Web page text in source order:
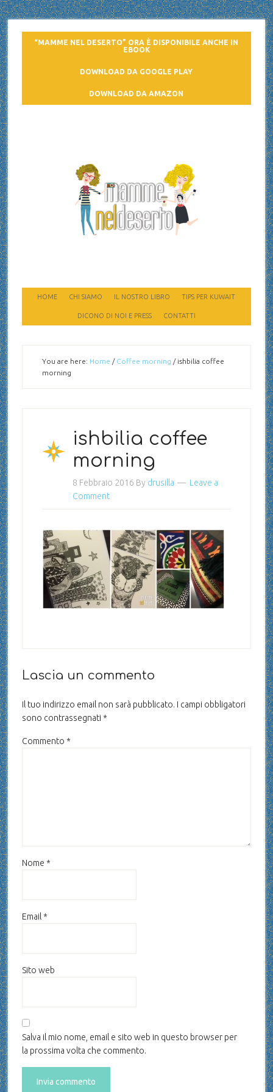
“MAMME NEL DESERTO” ORA È DISPONIBILE ANCHE IN
EBOOK
DOWNLOAD DA GOOGLE PLAY
DOWNLOAD DA AMAZON
HOME CHI SIAMO IL NOSTRO LIBRO TIPS PER KUWAIT
DICONO DI NOI E PRESS CONTATTI
You are here: Home / Coffee morning /ishbilia coffee
morning
ishbilia coffee
morning
8 Febbraio 2016 By drusilla
Leave a
Comment
Lascia un commento
Il tuo indirizzo email non sarà pubblicato. I campi obbligatori
sono contrassegnati *
Commento *
Nome *
Email *
Sito web
Salva il mio nome, email e sito web in questo browser per
la prossima volta che commento.